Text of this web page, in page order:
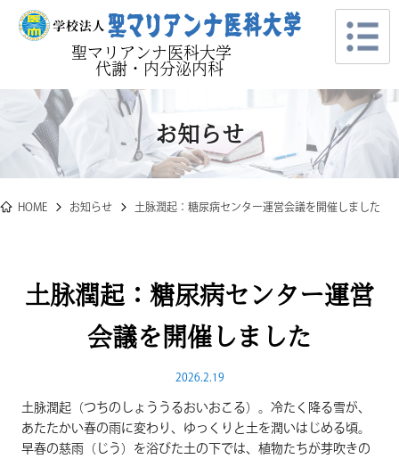
聖マリアンナ医科大学
代謝・内分泌内科
お知らせ
HOME お知らせ 土脉潤起：糖尿病センター運営会議を開催しました
土脉潤起：糖尿病センター運営
会議を開催しました
2026.2.19
土脉潤起（つちのしょううるおいおこる）。冷たく降る雪が、
あたたかい春の雨に変わり、ゆっくりと土を潤いはじめる頃。
早春の慈雨（じう）を浴びた土の下では、植物たちが芽吹きの